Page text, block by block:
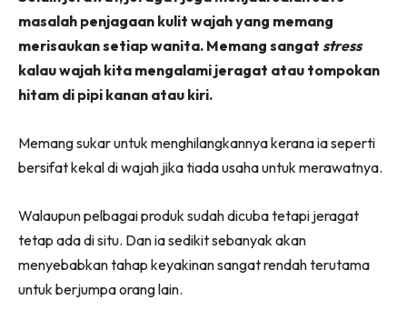
masalah penjagaan kulit wajah yang memang
merisaukan setiap wanita. Memang sangat stress
kalau wajah kita mengalami jeragat atau tompokan
hitam di pipi kanan atau kiri.
Memang sukar untuk menghilangkannya kerana ia seperti
bersifat kekal di wajah jika tiada usaha untuk merawatnya.
Walaupun pelbagai produk sudah dicuba tetapi jeragat
tetap ada di situ. Dan ia sedikit sebanyak akan
menyebabkan tahap keyakinan sangat rendah terutama
untuk berjumpa orang lain.